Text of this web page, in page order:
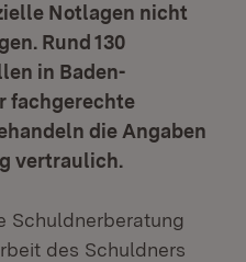
Notlagen nicht
Rund 130
in Baden-
fachgerechte
die Angaben
vertraulich.
Schuldnerberatung
des Schuldners